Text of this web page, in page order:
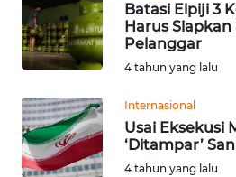
Batasi Elpiji 3
Harus
Pelanggar
4 tahun yang lalu
Internasional
Usai Eksekusi
‘Ditampar’
4 tahun yang lalu
WN
SAMOSIR
PADANG
LAWAS
WN